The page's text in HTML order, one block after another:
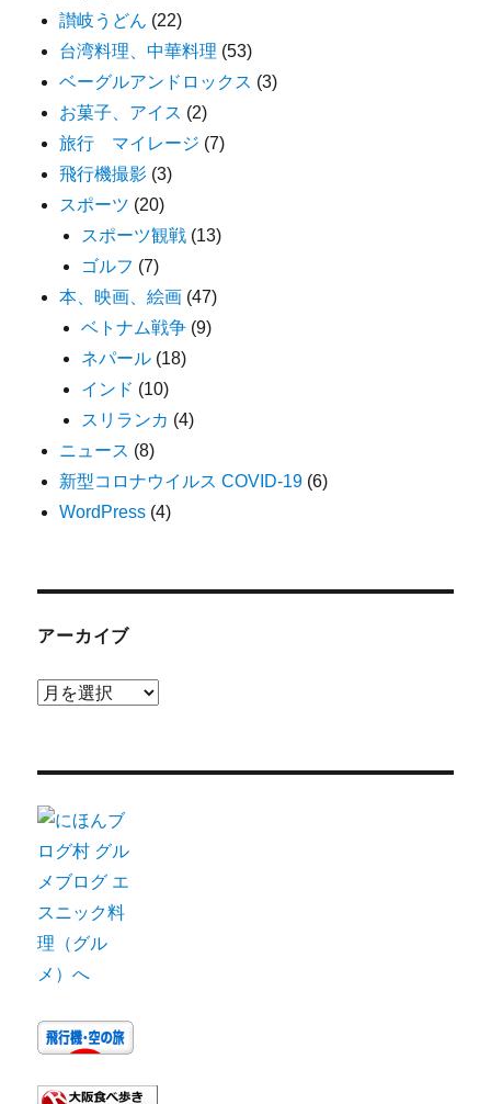
讃岐うどん (22)
台湾料理、中華料理 (53)
ベーグルアンドロックス (3)
お菓子、アイス (2)
旅行 マイレージ (7)
飛行機撮影 (3)
スポーツ (20)
スポーツ観戦 (13)
ゴルフ (7)
本、映画、絵画 (47)
ベトナム戦争 (9)
ネパール (18)
インド (10)
スリランカ (4)
ニュース (8)
新型コロナウイルス COVID-19 (6)
WordPress (4)
アーカイブ
ア
ブ